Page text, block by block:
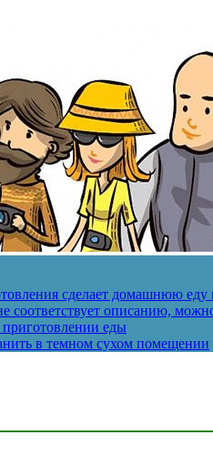
сделает домашнюю еду
соответствует описанию,
еды
в темном сухом помещении